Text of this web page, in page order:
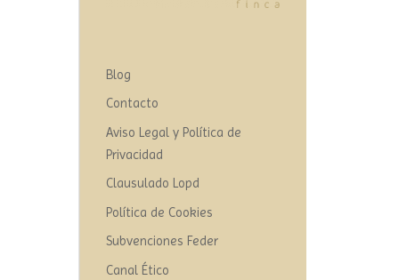
Blog
Contacto
Aviso Legal y Política de
Privacidad
Clausulado Lopd
Política de Cookies
Subvenciones Feder
Canal Ético